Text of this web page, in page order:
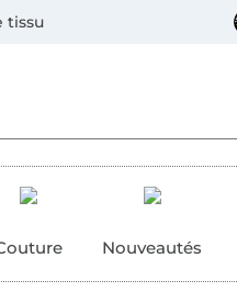
tissu
Nouveautés
PayPal, Virement,